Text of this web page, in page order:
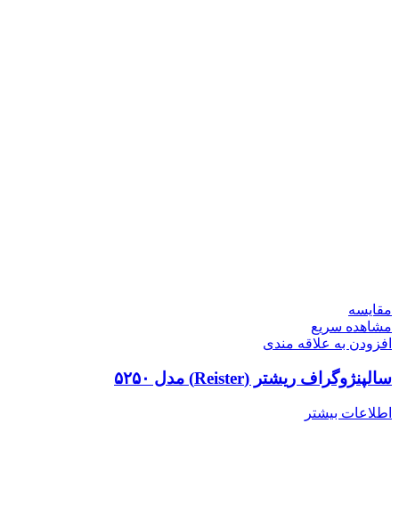
مقایسه
مشاهده سریع
افزودن به علاقه مندی
سالپنژوگراف ریشتر (Reister) مدل ۵۲۵۰
اطلاعات بیشتر